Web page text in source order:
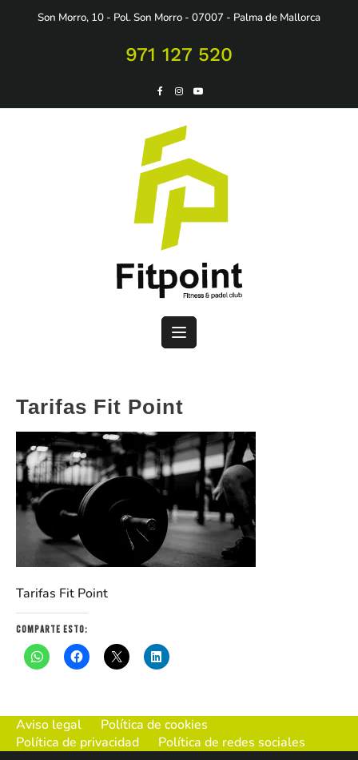
Son Morro, 10 - Pol. Son Morro - 07007 - Palma de Mallorca
971 127 520
Tarifas Fit Point
Tarifas Fit Point
Comparte esto:
Aviso legal
Política de cookies
Política de privacidad
Política de redes sociales